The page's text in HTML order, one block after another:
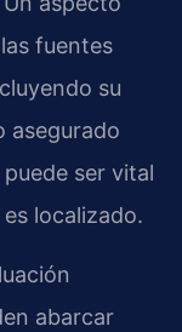
fuentes
su
asegurado
ser vital
localizado.
abarcar